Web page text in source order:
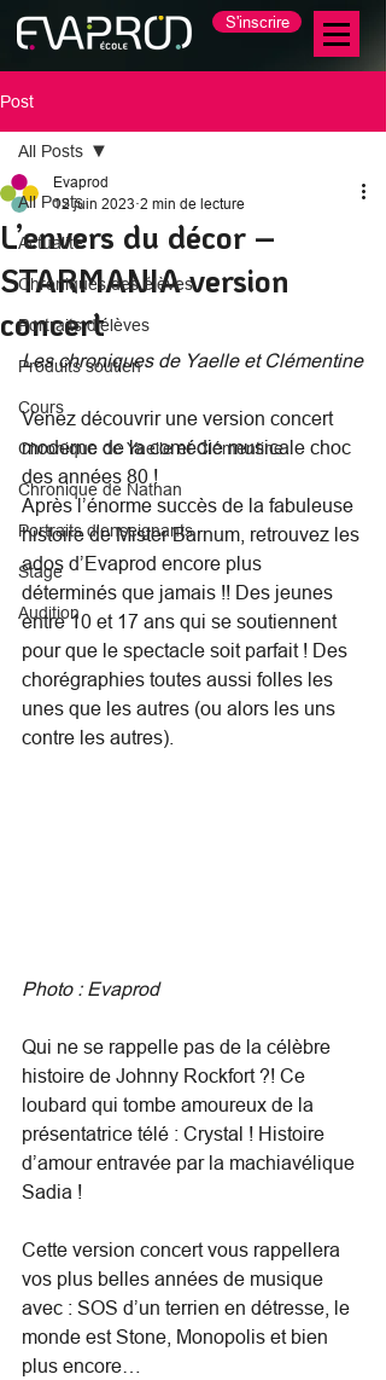
S'inscrire
Post
All Posts
Actualité
Chroniques des élèves
Portraits d'élèves
Produits soutien
Cours
Chronique de Yaelle et Clémentine
Chronique de Nathan
Portraits d'enseignants
Stage
Audition
All Posts
L’envers du décor –
STARMANIA version
concert
Evaprod
12 juin 2023 2 min de lecture
Les chroniques de Yaelle et Clémentine
Venez découvrir une version concert
moderne de la comédie musicale choc
des années 80 !
Après l’énorme succès de la fabuleuse
histoire de Mister Barnum, retrouvez les
ados d’Evaprod encore plus
déterminés que jamais !! Des jeunes
entre 10 et 17 ans qui se soutiennent
pour que le spectacle soit parfait ! Des
chorégraphies toutes aussi folles les
unes que les autres (ou alors les uns
contre les autres).
Photo : Evaprod
Qui ne se rappelle pas de la célèbre
histoire de Johnny Rockfort ?! Ce
loubard qui tombe amoureux de la
présentatrice télé : Crystal ! Histoire
d’amour entravée par la machiavélique
Sadia !
Cette version concert vous rappellera
vos plus belles années de musique
avec : SOS d’un terrien en détresse, le
monde est Stone, Monopolis et bien
plus encore…